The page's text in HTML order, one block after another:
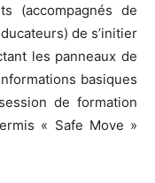
(accompagnés de
de s’initier
les panneaux de
basiques
de formation
« Safe Move »